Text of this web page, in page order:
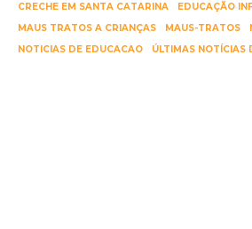
CRECHE EM SANTA CATARINA
EDUCAÇÃO
MAUS TRATOS A CRIANÇAS
MAUS-TRATOS
NOTICIAS DE EDUCACAO
ÚLTIMAS NOTÍCIAS